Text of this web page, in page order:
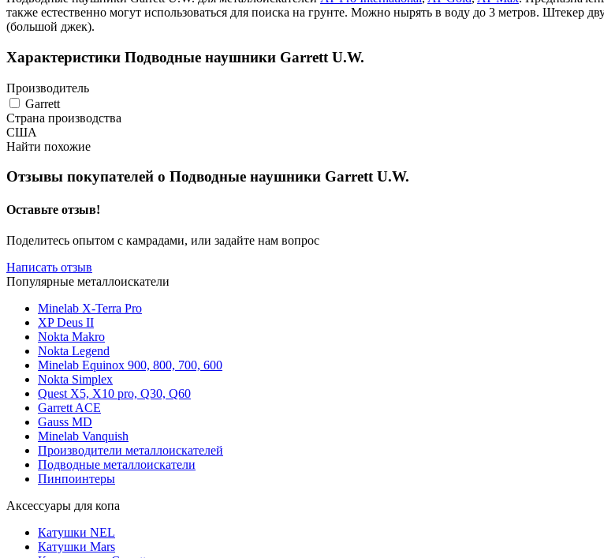
также естественно могут использоваться для поиска на грунте. Можно нырять в воду до 3 метров.
(большой джек).
Характеристики Подводные наушники Garrett U.W.
Производитель
Garrett
Страна производства
США
Найти похожие
Отзывы покупателей о Подводные наушники Garrett U.W.
Оставьте отзыв!
Поделитесь опытом с камрадами, или задайте нам вопрос
Написать отзыв
Популярные металлоискатели
Minelab X-Terra Pro
XP Deus II
Nokta Makro
Nokta Legend
Minelab Equinox 900, 800, 700, 600
Nokta Simplex
Quest X5, X10 pro, Q30, Q60
Garrett ACE
Gauss MD
Minelab Vanquish
Производители металлоискателей
Подводные металлоискатели
Пинпоинтеры
Аксессуары для копа
Катушки NEL
Катушки Mars